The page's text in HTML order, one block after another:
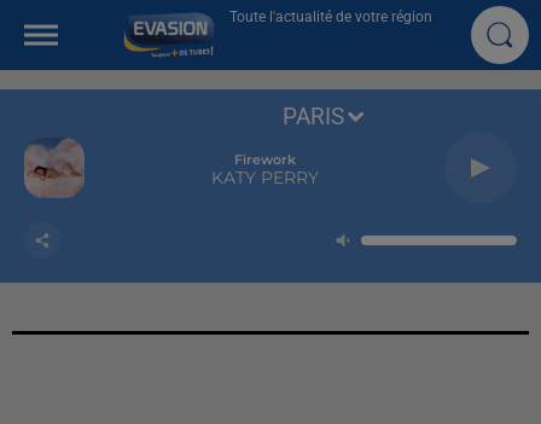
Toute l'actualité de votre région
Firework
KATY PERRY
PARIS